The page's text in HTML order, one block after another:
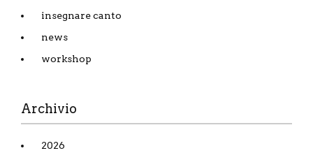
insegnare canto
news
workshop
Archivio
2026